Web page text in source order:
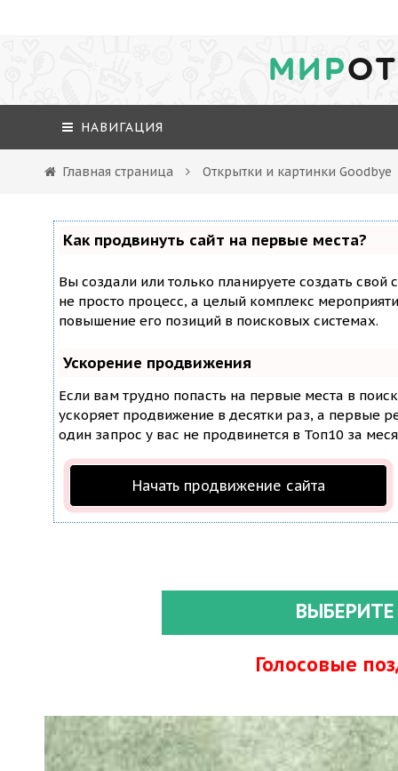
МИР
НАВИГАЦИЯ
Главная страница Открытки и картинки Goodbye
Как продвинуть сайт на первые места?
Вы создали или только планируете создать свой
не просто процесс, а целый комплекс
повышение его позиций в поисковых системах.
Ускорение продвижения
Если вам трудно попасть на первые места в
ускоряет продвижение в десятки раз, а первые
один запрос у вас не продвинется в Топ10 за
Начать продвижение сайта
Голосовые